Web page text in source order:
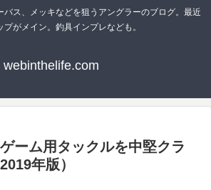
バス、メッキなどを狙うアングラーのブログ。最近
プがメイン。釣具インプレなども。
webinthelife.com
ーム用タックルを中堅クラ
年版）